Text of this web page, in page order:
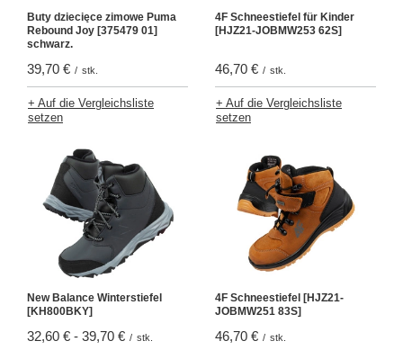
Buty dziecięce zimowe Puma
Rebound Joy [375479 01]
schwarz.
39,70 € / stk.
+ Auf die Vergleichsliste
setzen
4F Schneestiefel für Kinder
[HJZ21-JOBMW253 62S]
46,70 € / stk.
+ Auf die Vergleichsliste
setzen
New Balance Winterstiefel
[KH800BKY]
32,60 € - 39,70 € / stk.
4F Schneestiefel [HJZ21-
JOBMW251 83S]
46,70 € / stk.